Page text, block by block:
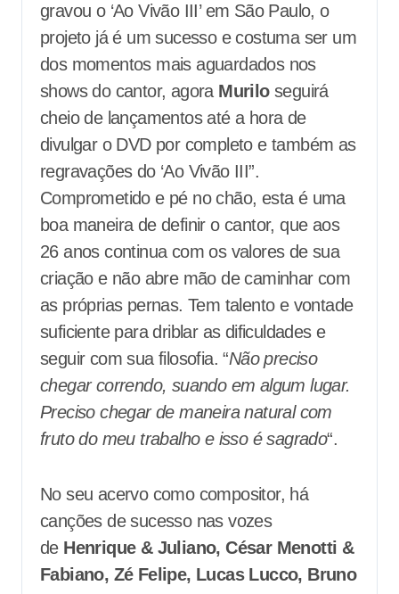
gravou o ‘Ao Vivão III’ em São Paulo, o
projeto já é um sucesso e costuma ser um
dos momentos mais aguardados nos
shows do cantor, agora Muriloseguirá
cheio de lançamentos até a hora de
divulgar o DVD por completo e também as
regravações do ‘Ao Vivão III”.
Comprometido e pé no chão, esta é uma
boa maneira de definir o cantor, que aos
26 anos continua com os valores de sua
criação e não abre mão de caminhar com
as próprias pernas. Tem talento e vontade
suficiente para driblar as dificuldades e
seguir com sua filosofia. “Não preciso
chegar correndo, suando em algum lugar.
Preciso chegar de maneira natural com
fruto do meu trabalho e isso é sagrado“.
No seu acervo como compositor, há
canções de sucesso nas vozes
de Henrique & Juliano, César Menotti &
Fabiano, Zé Felipe, Lucas Lucco, Bruno